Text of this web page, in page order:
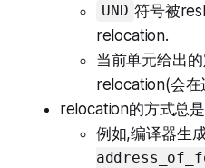
UND 符号被
relocation.
当前单元给出
relocation(会
relocation的方式总
例如,编译器生